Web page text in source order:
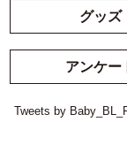
グッズ
アンケー
Tweets by